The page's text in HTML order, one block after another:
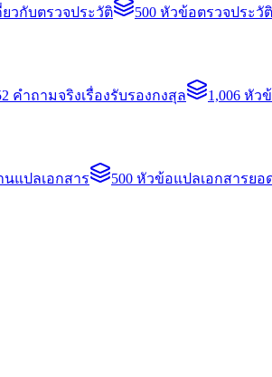
ยวกับตรวจประวัติ 500 หัวข้อตรวจประวั
คำถามจริงเรื่องรับรองกงสุล 1,006 หัว
นแปลเอกสาร 500 หัวข้อแปลเอกสารยอ